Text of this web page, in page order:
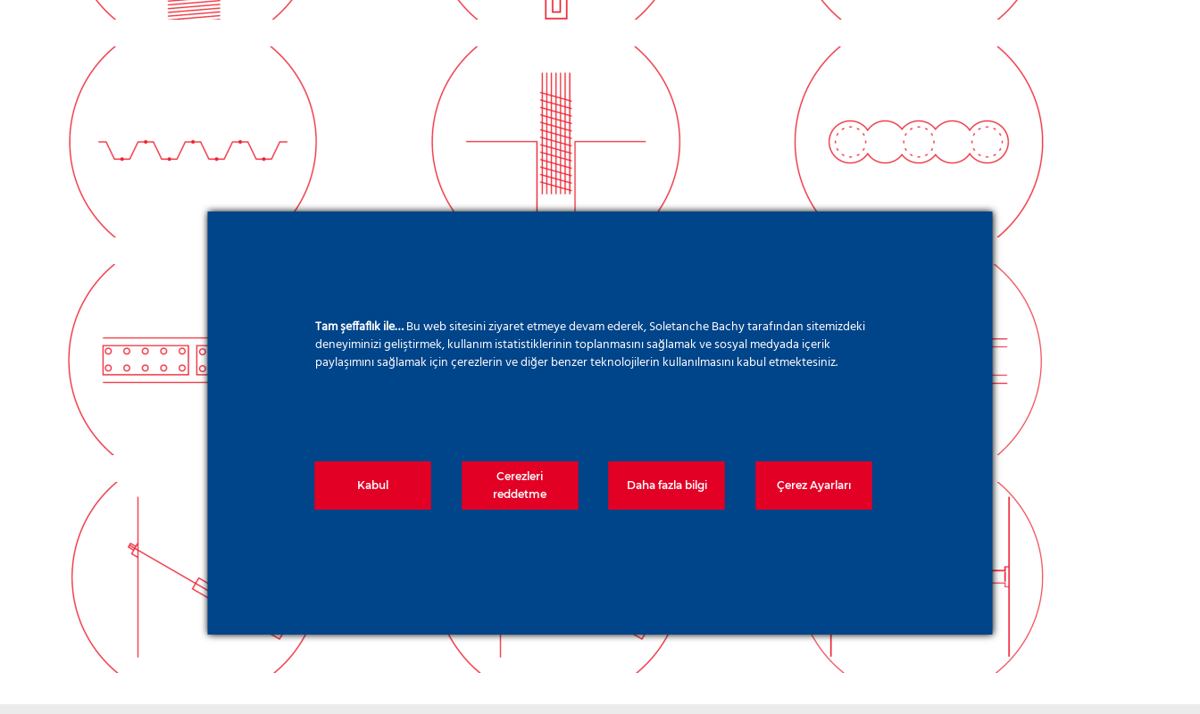
Palplanş Duvarlar Fore Kazıklı Duvarlar
Kesişen Kazıklı
Duvarlar
Diyafram Duvarlar
Öngerilmeli
Prekast Diyafram
Öngermeli Ankraj
Sistemleri
Tam şeffaflık ile…Bu web sitesini ziyaret etmeye devam ederek, Soletanche Bachy tarafından sitemizdeki
deneyiminizi geliştirmek, kullanım istatistiklerinin toplanmasını sağlamak ve sosyal medyada içerik
paylaşımını sağlamak için çerezlerin ve diğer benzer teknolojilerin kullanılmasını kabul etmektesiniz.
Kabul
Cerezleri
reddetme
Daha fazla bilgi Çerez Ayarları